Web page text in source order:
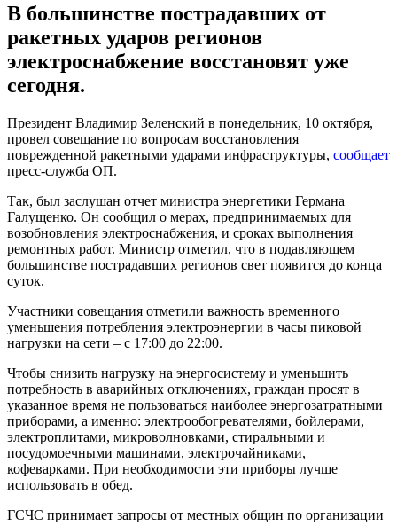
В большинстве пострадавших от
ракетных ударов регионов
электроснабжение восстановят уже
сегодня.
Президент Владимир Зеленский в понедельник, 10 октября,
провел совещание по вопросам восстановления
поврежденной ракетными ударами инфраструктуры, сообщает
пресс-служба ОП.
Так, был заслушан отчет министра энергетики Германа
Галущенко. Он сообщил о мерах, предпринимаемых для
возобновления электроснабжения, и сроках выполнения
ремонтных работ. Министр отметил, что в подавляющем
большинстве пострадавших регионов свет появится до конца
суток.
Участники совещания отметили важность временного
уменьшения потребления электроэнергии в часы пиковой
нагрузки на сети – с 17:00 до 22:00.
Чтобы снизить нагрузку на энергосистему и уменьшить
потребность в аварийных отключениях, граждан просят в
указанное время не пользоваться наиболее энергозатратными
приборами, а именно: электрообогревателями, бойлерами,
электроплитами, микроволновками, стиральными и
посудомоечными машинами, электрочайниками,
кофеварками. При необходимости эти приборы лучше
использовать в обед.
ГСЧС принимает запросы от местных общин по организации